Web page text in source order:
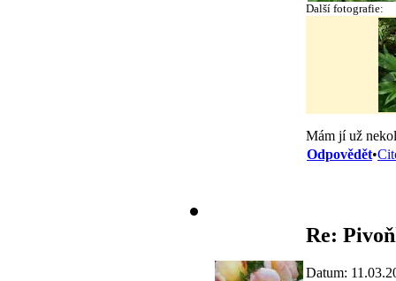
Další fotografie:
Mám jí už
Odpovědět•
Re:
Datum: